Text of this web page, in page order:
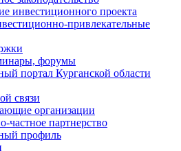
инвестиционного проекта
привлекательные
форумы
портал Курганской области
связи
организации
частное партнерство
профиль